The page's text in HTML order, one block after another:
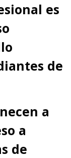
es
de
a
a
de